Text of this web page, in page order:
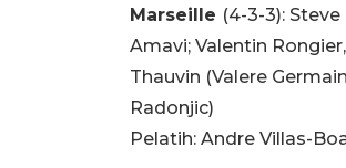
Marseille (4-3-3):
Amavi; Valentin
Thauvin (Valere
Radonjic)
Pelatih: Andre Villas-